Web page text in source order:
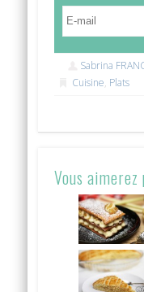
Sabrina
Cuisine, Plats
Vous